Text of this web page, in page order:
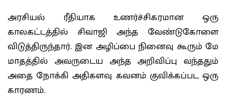
அரசியல் ரீதியாக உணர்ச்சிகரமான ஒரு
காலகட்டத்தில் சிவாஜி அந்த வேண்டுகோளை
விடுத்திருந்தார். இன அழிப்பை நினைவு கூரும் மே
மாதத்தில் அவருடைய அந்த அறிவிப்பு வந்ததும்
அதை நோக்கி அதிகளவு கவனம் குவிக்கப்பட ஒரு
காரணம்.